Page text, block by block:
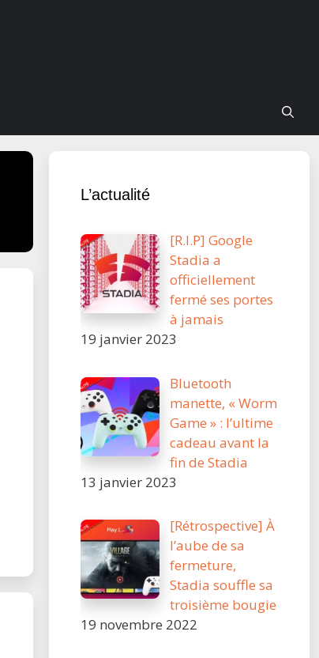
L’actualité
[R.I.P] Google
Stadia a
officiellement
fermé ses portes
à jamais
19 janvier 2023
Bluetooth
manette, « Worm
Game » : l’ultime
cadeau avant la
fin de Stadia
13 janvier 2023
[Rétrospective] À
l’aube de sa
fermeture,
Stadia souffle sa
troisième bougie
19 novembre 2022